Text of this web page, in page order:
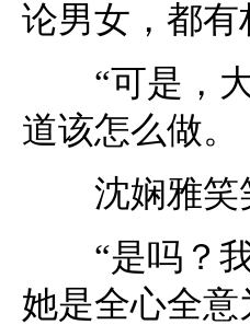
论男女，都
“可是，大
道该怎么做。
沈娴雅笑笑
“是吗？我
她是全心全